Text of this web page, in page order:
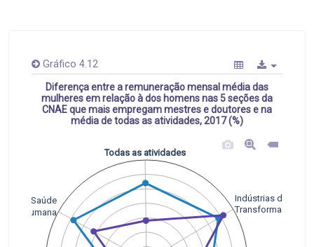
Gráfico 4.12
Diferença entre a remuneração mensal média das
mulheres em relação à dos homens nas 5 seções da
CNAE que mais empregam mestres e doutores e na
média de todas as atividades, 2017 (%)
Todas as atividades
Saúde
Humana
Indústrias de
Transformação